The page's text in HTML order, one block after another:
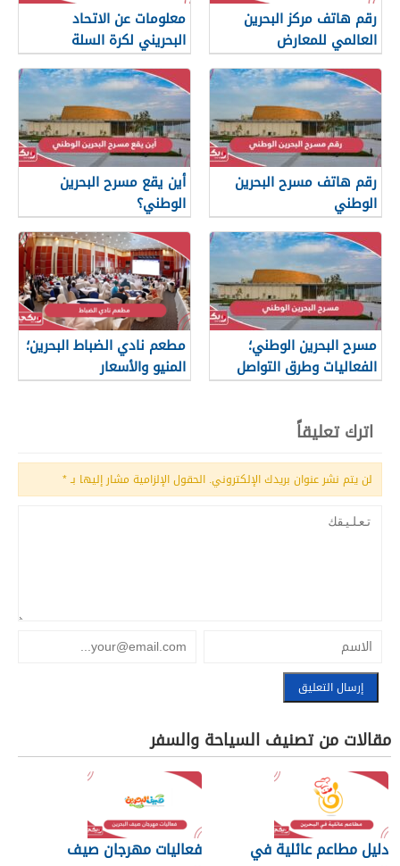
رقم هاتف مركز البحرين
العالمي للمعارض
معلومات عن الاتحاد
البحريني لكرة السلة
رقم هاتف مسرح البحرين
الوطني
أين يقع مسرح البحرين
الوطني؟
مسرح البحرين الوطني؛
الفعاليات وطرق التواصل
مطعم نادي الضباط البحرين؛
المنيو والأسعار
اترك تعليقاً
لن يتم نشر عنوان بريدك الإلكتروني. الحقول الإلزامية مشار إليها بـ*
مقالات من تصنيف السياحة والسفر
دليل مطاعم عائلية في
فعاليات مهرجان صيف